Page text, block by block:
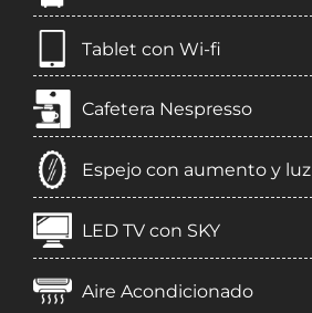
Tablet con Wi-fi
Cafetera Nespresso
Espejo con aumento y luz
LED TV con SKY
Aire Acondicionado